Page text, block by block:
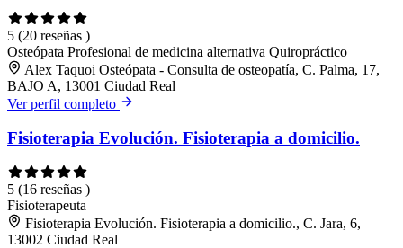
5 (20 reseñas )
Osteópata Profesional de medicina alternativa Quiropráctico
Alex Taquoi Osteópata - Consulta de osteopatía, C. Palma, 17,
BAJO A, 13001 Ciudad Real
Ver perfil completo
Fisioterapia Evolución. Fisioterapia a domicilio.
5 (16 reseñas )
Fisioterapeuta
Fisioterapia Evolución. Fisioterapia a domicilio., C. Jara, 6,
13002 Ciudad Real